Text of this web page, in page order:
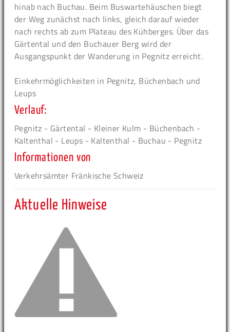
hinab nach Buchau. Beim Buswartehäuschen biegt
der Weg zunächst nach links, gleich darauf wieder
nach rechts ab zum Plateau des Kühberges. Über das
Gärtental und den Buchauer Berg wird der
Ausgangspunkt der Wanderung in Pegnitz erreicht.
Einkehrmöglichkeiten in Pegnitz, Büchenbach und
Leups
Verlauf:
Pegnitz - Gärtental - Kleiner Kulm - Büchenbach -
Kaltenthal - Leups - Kaltenthal - Buchau - Pegnitz
Informationen von
Verkehrsämter Fränkische Schweiz
Aktuelle Hinweise